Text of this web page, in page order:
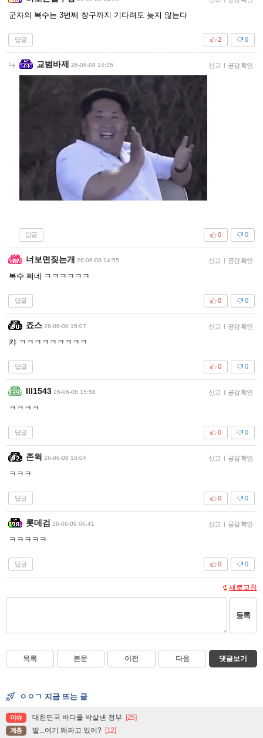
군자의 복수는 3번째 창구까지 기다려도 늦지 않는다
답글 0
2
교범바제 26-06-08 14:35 신고 | 공감 확인
답글 0
0
너보면짖는개 26-06-08 14:55 신고 | 공감 확인
복수 쩌네 ㅋㅋㅋㅋㅋㅋ
답글 0
0
죠스 26-06-08 15:07 신고 | 공감 확인
캬 ㅋㅋㅋㅋㅋㅋㅋㅋㅋ
답글 0
0
Ill1543 26-06-08 15:58 신고 | 공감 확인
ㅋㅋㅋㅋ
답글 0
0
존윅 26-06-08 16:04 신고 | 공감 확인
ㅋㅋㅋ
답글 0
0
롯데검 26-06-09 06:41 신고 | 공감 확인
ㅋㅋㅋㅋㅋ
답글 0
0
새로고침
등록
목록 본문 이전 다음 댓글보기
ㅇㅇㄱ 지금 뜨는 글
이슈 대한민국 바다를 박살낸 정부 [25]
계층 딸...여기 왜파고 있어? [12]